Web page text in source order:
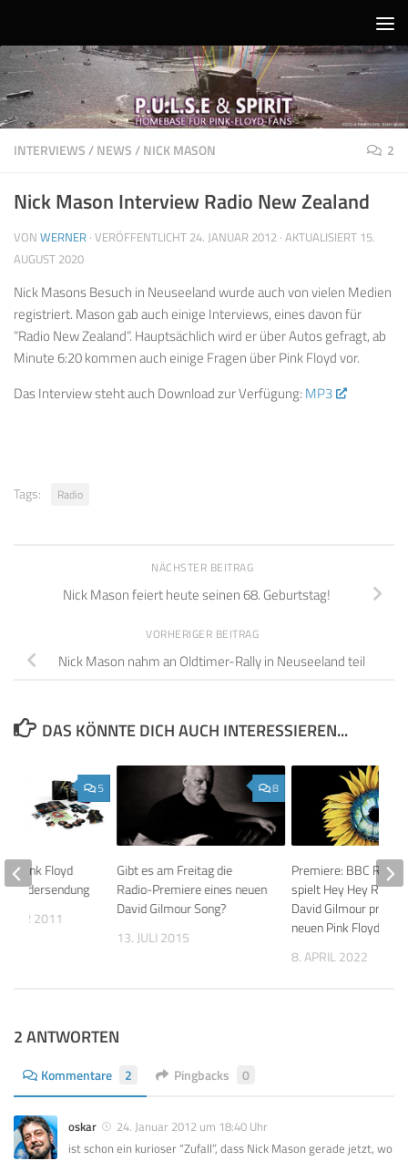
INTERVIEWS/NEWS/NICK MASON 2
Nick Mason Interview Radio New Zealand
VON WERNER · VERÖFFENTLICHT 24. JANUAR 2012 · AKTUALISIERT 15.
AUGUST 2020
Nick Masons Besuch in Neuseeland wurde auch von vielen Medien
registriert. Mason gab auch einige Interviews, eines davon für
“Radio New Zealand”. Hauptsächlich wird er über Autos gefragt, ab
Minute 6:20 kommen auch einige Fragen über Pink Floyd vor.
Das Interview steht auch Download zur Verfügung: MP3
Tags: Radio
NÄCHSTER BEITRAG
Nick Mason feiert heute seinen 68. Geburtstag!
VORHERIGER BEITRAG
Nick Mason nahm an Oldtimer-Rally in Neuseeland teil
DAS KÖNNTE DICH AUCH INTERESSIEREN...
8
Gibt es am Freitag die
Radio-Premiere eines neuen
David Gilmour Song?
13. JULI 2015
Premiere: BBC Radio
spielt Hey Hey Rise
David Gilmour
neuen Pink Floyd
8. APRIL 2022
5
Pink Floyd
Sondersendung
2011
2 ANTWORTEN
Kommentare 2 Pingbacks 0
oskar
24. Januar 2012 um 18:40 Uhr
ist schon ein kurioser “Zufall”, dass Nick Mason gerade jetzt, wo